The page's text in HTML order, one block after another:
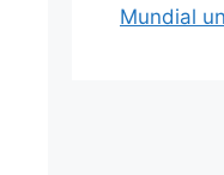
Mundial